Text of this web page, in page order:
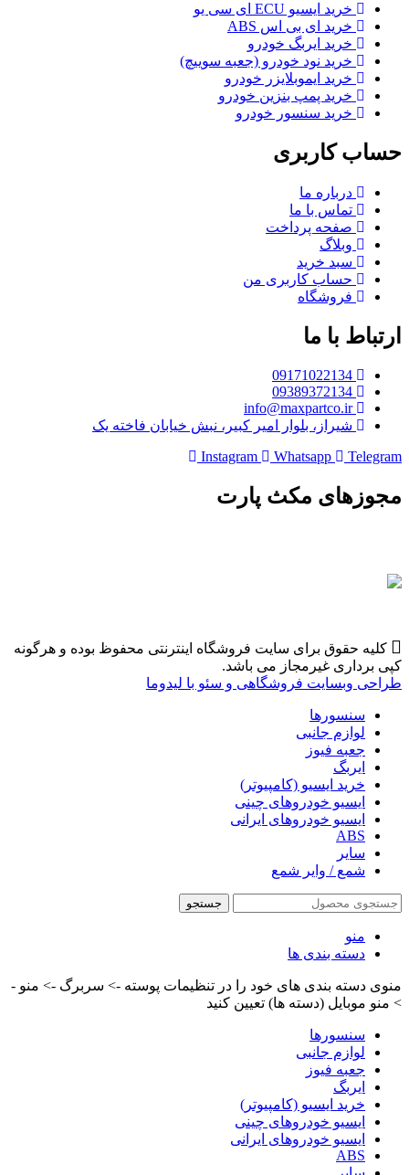
خرید ایسیو ECU ای سی یو
خرید ای بی اس ABS
خرید ایربگ خودرو
خرید نود خودرو (جعبه سوییچ)
خرید ایموبلایزر خودرو
خرید پمپ بنزین خودرو
خرید سنسور خودرو
حساب کاربری
درباره ما
تماس با ما
صفحه پرداخت
وبلاگ
سبد خرید
حساب کاربری من
فروشگاه
ارتباط با ما
09171022134
09389372134
info@maxpartco.ir
شیراز، بلوار امیر کبیر، نبش خیابان فاخته یک
Instagram
Whatsapp Telegram
مجوزهای مکث پارت
کلیه حقوق برای سایت فروشگاه اینترنتی محفوظ بوده و هرگونه
کپی برداری غیرمجاز می باشد.
طراحی وبسایت فروشگاهی و سئو با لیدوما
سنسورها
لوازم جانبی
جعبه فیوز
ایربگ
خرید ایسیو (کامپیوتر)
ایسیو خودروهای چینی
ایسیو خودروهای ایرانی
ABS
سایر
شمع / وایر شمع
جستجو
منو
دسته بندی ها
منوی دسته بندی های خود را در تنظیمات پوسته -> سربرگ -> منو -
> منو موبایل (دسته ها) تعیین کنید
سنسورها
لوازم جانبی
جعبه فیوز
ایربگ
خرید ایسیو (کامپیوتر)
ایسیو خودروهای چینی
ایسیو خودروهای ایرانی
ABS